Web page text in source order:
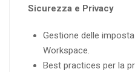
Sicurezza e Privacy
Gestione delle
Workspace.
Best practices per la